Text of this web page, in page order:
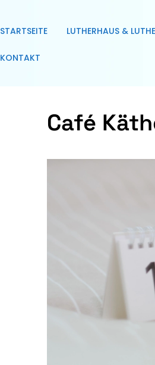
STARTSEITE LUTHERHAUS &
KONTAKT
Café